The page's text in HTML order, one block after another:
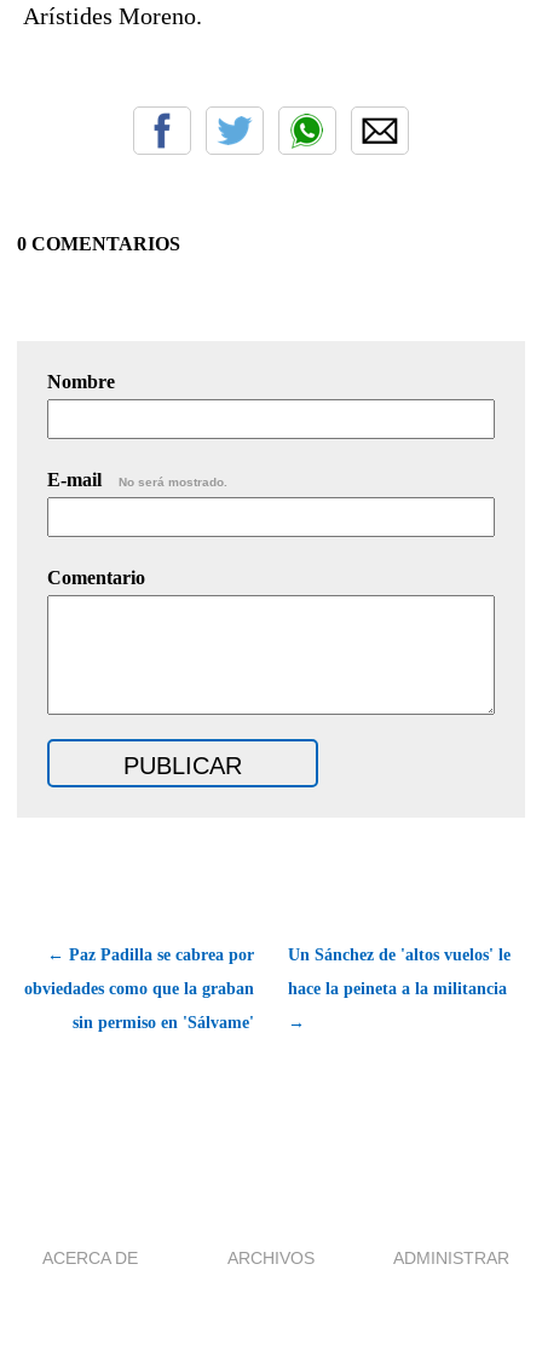
Arístides Moreno.
0 COMENTARIOS
Nombre
E-mail No será mostrado.
Comentario
← Paz Padilla se cabrea por
obviedades como que la graban
sin permiso en 'Sálvame'
Un Sánchez de 'altos vuelos' le
hace la peineta a la militancia
→
ACERCA DE ARCHIVOS ADMINISTRAR